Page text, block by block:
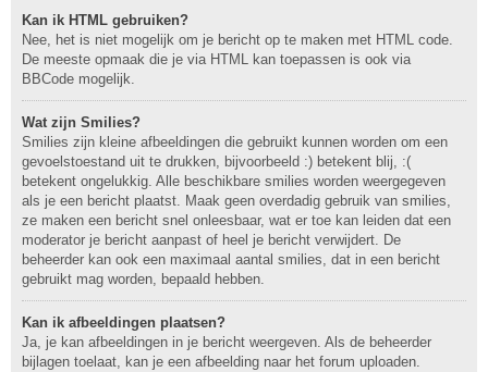
Kan ik HTML gebruiken?
Nee, het is niet mogelijk om je bericht op te maken met HTML code.
De meeste opmaak die je via HTML kan toepassen is ook via
BBCode mogelijk.
Wat zijn Smilies?
Smilies zijn kleine afbeeldingen die gebruikt kunnen worden om een
gevoelstoestand uit te drukken, bijvoorbeeld :) betekent blij, :(
betekent ongelukkig. Alle beschikbare smilies worden weergegeven
als je een bericht plaatst. Maak geen overdadig gebruik van smilies,
ze maken een bericht snel onleesbaar, wat er toe kan leiden dat een
moderator je bericht aanpast of heel je bericht verwijdert. De
beheerder kan ook een maximaal aantal smilies, dat in een bericht
gebruikt mag worden, bepaald hebben.
Kan ik afbeeldingen plaatsen?
Ja, je kan afbeeldingen in je bericht weergeven. Als de beheerder
bijlagen toelaat, kan je een afbeelding naar het forum uploaden.